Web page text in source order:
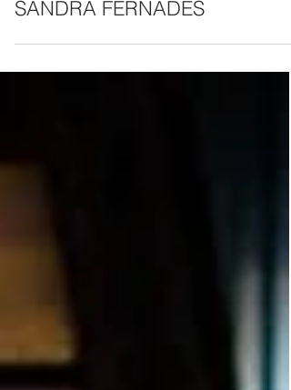
A MAKE DOS SONHOS COM
SANDRA FERNADES